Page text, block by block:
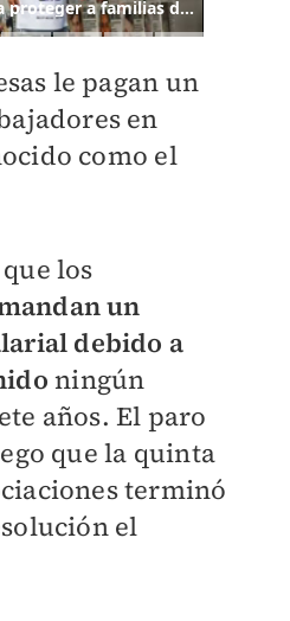
le pagan un
en
como el
los
un
debido a
ningún
años. El paro
que la quinta
terminó
el